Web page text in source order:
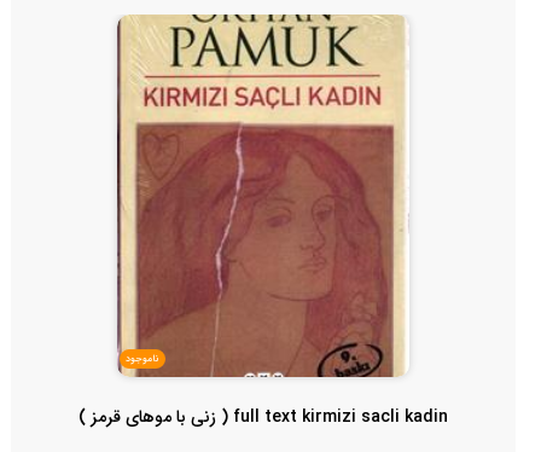
ناموجود
full text kirmizi sacli kadin ( زنی با موهای قرمز )